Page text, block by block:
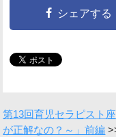
シェアする
第13回育児セラピスト
が正解なの？～」前編